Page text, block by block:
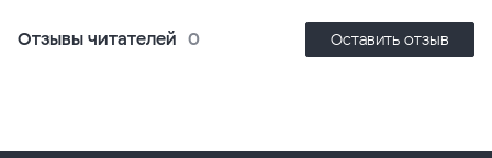
Отзывы читателей 0 Оставить отзыв